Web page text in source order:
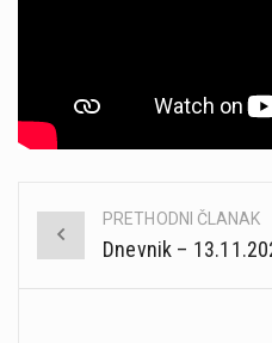
Post
PRETHODNI ČLANAK
Dnevnik –